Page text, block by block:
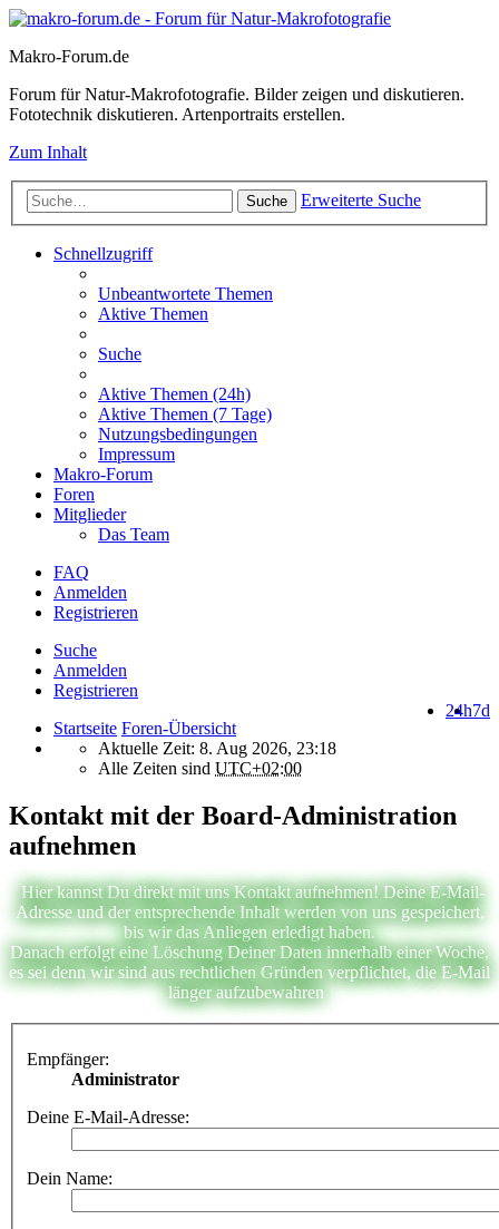
Makro-Forum.de
Forum für Natur-Makrofotografie. Bilder zeigen und diskutieren.
Fototechnik diskutieren. Artenportraits erstellen.
Zum Inhalt
Suche Erweiterte Suche
Schnellzugriff
Unbeantwortete Themen
Aktive Themen
Suche
Aktive Themen (24h)
Aktive Themen (7 Tage)
Nutzungsbedingungen
Impressum
Makro-Forum
Foren
Mitglieder
Das Team
FAQ
Anmelden
Registrieren
Suche
Anmelden
Registrieren
7d
24h
Startseite Foren-Übersicht
Aktuelle Zeit: 8. Aug 2026, 23:18
Alle Zeiten sind UTC+02:00
Kontakt mit der Board-Administration
aufnehmen
Hier kannst Du direkt mit uns Kontakt aufnehmen! Deine E-Mail-
Adresse und der entsprechende Inhalt werden von uns gespeichert,
bis wir das Anliegen erledigt haben.
Danach erfolgt eine Löschung Deiner Daten innerhalb einer Woche,
es sei denn wir sind aus rechtlichen Gründen verpflichtet, die E-Mail
länger aufzubewahren
Empfänger:
Administrator
Deine E-Mail-Adresse:
Dein Name: